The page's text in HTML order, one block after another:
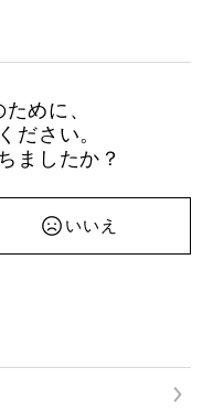
めに、
ださい。
ましたか？
いいえ